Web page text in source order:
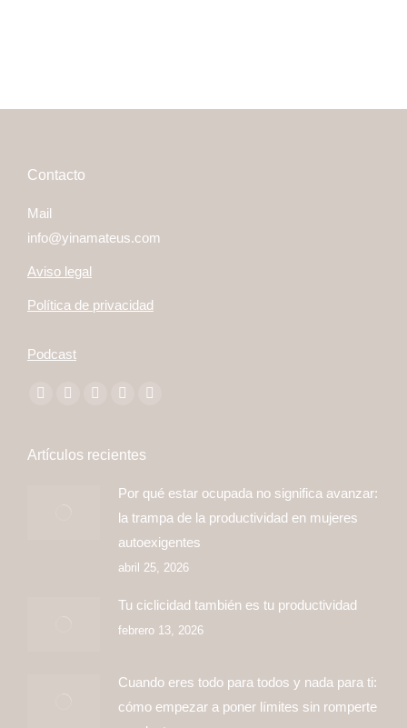
Contacto
Mail
info@yinamateus.com
Aviso legal
Política de privacidad
Podcast
Encuéntranos en:
Facebook
opens
Twitter
opens
YouTube
opens
window
Linkedin
opens
new
window
Instagram
new
window
Artículos recientes
Por qué estar ocupada no significa avanzar:
la trampa de la productividad en mujeres
autoexigentes
abril 25, 2026
Tu ciclicidad también es tu productividad
febrero 13, 2026
Cuando eres todo para todos y nada para ti:
cómo empezar a poner límites sin romperte